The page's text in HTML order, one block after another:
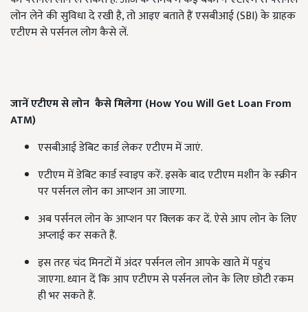
लोन लेने की सुविधा दे रखी है, तो आइए बताते हैं एसबीआई (SBI) के ग्राहक
एटीएम से पर्सनल लोग कैसे लें.
जानें एटीएम से लोन कैसे मिलेगा(How You Will Get Loan From
ATM)
एसबीआई डेबिट कार्ड लेकर एटीएम में जाएं.
एटीएम में डेबिट कार्ड स्‍वाइप करें. इसके बाद एटीएम मशीन के स्‍क्रीन
पर पर्सनल लोन का आप्‍शन आ जाएगा.
अब पर्सनल लोन के आप्‍शन पर क्‍लिक कर दें. ऐसे आप लोन के लिए
अप्‍लाई कर सकते हैं.
इस तरह चंद मिनटों में अंदर पर्सनल लोन आपके खाते में पहुंच
जाएगा. ध्यान दें कि आप एटीएम से पर्सनल लोन के लिए छोटी रकम
ही भर सकते हैं.